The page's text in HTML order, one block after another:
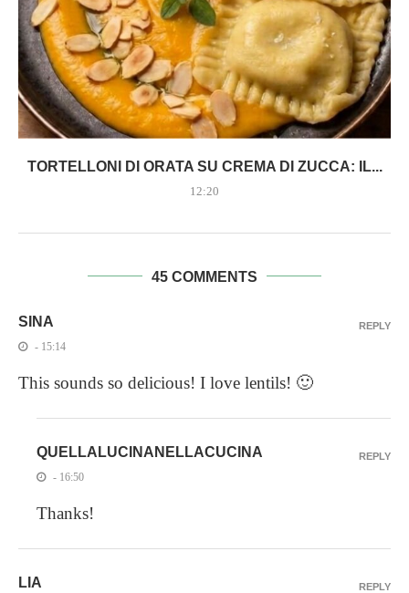
TORTELLONI DI ORATA SU CREMA DI ZUCCA: IL...
12:20
45 COMMENTS
SINA
- 15:14
This sounds so delicious! I love lentils! 🙂
REPLY
QUELLALUCINANELLACUCINA
- 16:50
Thanks!
REPLY
LIA REPLY